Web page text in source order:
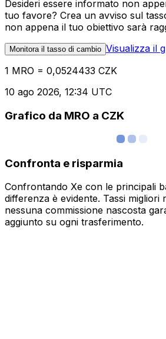
Desideri essere informato non
tuo favore? Crea un avviso sul
non appena il tuo obiettivo sarà
Monitora il tasso di cambio Visualizza il
1 MRO = 0,0524433 CZK
10 ago 2026, 12:34 UTC
Grafico da MRO a CZK
Confronta e risparmia
Confrontando Xe con le principali
differenza è evidente. Tassi migliori
nessuna commissione nascosta
aggiunto su ogni trasferimento.